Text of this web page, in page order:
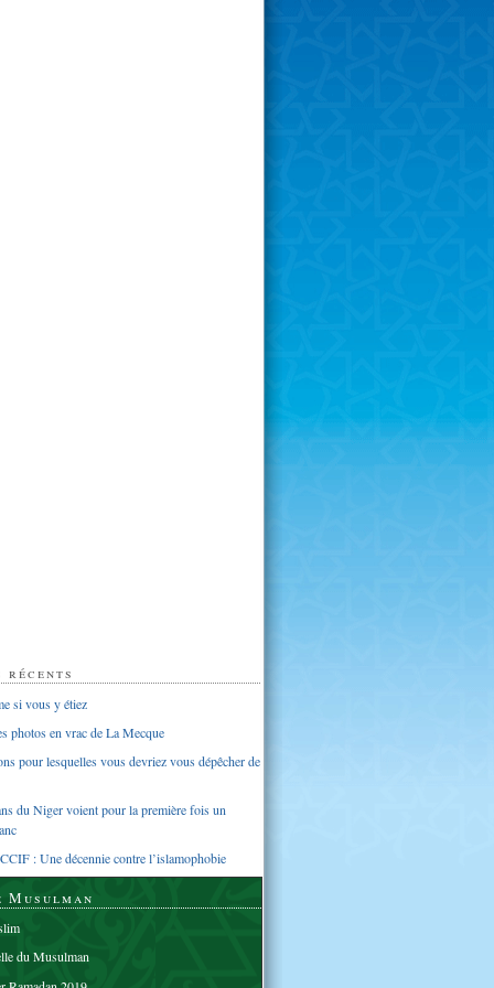
si vous y étiez
photos en vrac de La Mecque
pour lesquelles vous devriez vous dépêcher de
du Niger voient pour la première fois un
: Une décennie contre l’islamophobie
Musulman
du Musulman